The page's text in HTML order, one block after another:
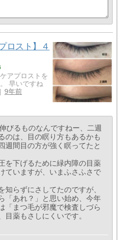
ロスト】４
アプロストを
早いですね
9年前
びるものなんですねー、二週
のは、目の瞑り方もあるかも
週間目の方が強く瞑ってたと
を下げるために緑内障の目薬
ていますが、いまふさふさで
知らずにさしてたのですが、
「あれ？」と思い始め、今年
「まつ毛が邪魔で検査しづら
目薬もさしにくいです。